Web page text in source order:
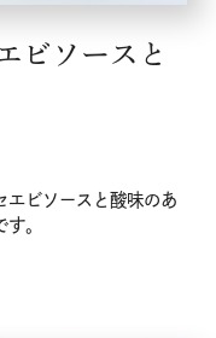
ビソースと
エビソースと酸味のあ
。